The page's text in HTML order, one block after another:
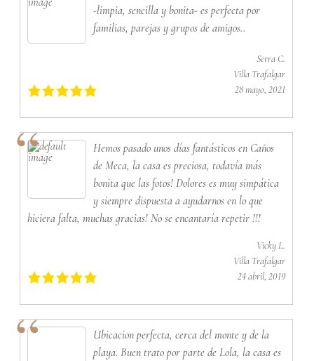
-limpia, sencilla y bonita- es perfecta por
familias, parejas y grupos de amigos..
Serra C.
Villa Trafalgar
28 mayo, 2021
Hemos pasado unos días fantásticos en Caños
de Meca, la casa es preciosa, todavía más
bonita que las fotos! Dolores es muy simpática
y siempre dispuesta a ayudarnos en lo que
hiciera falta, muchas gracias! No se encantaría repetir !!!
Vicky L.
Villa Trafalgar
24 abril, 2019
Ubicacion perfecta, cerca del monte y de la
playa. Buen trato por parte de Lola, la casa es